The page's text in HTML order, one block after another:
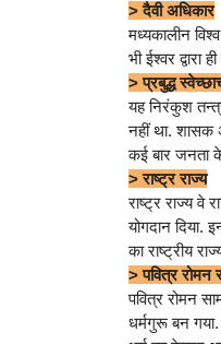
> दैवी अधिकार
मध्यकालीन
भी ईश्वर
> प्रबुद्ध
यह निरंकुश
नहीं था. शासक
कई बार जनता
> राष्ट्र राज्य
राष्ट्र राज्य वे
योगदान दिया.
का राष्ट्रीय
> पवित्र रोमन
पवित्र रोमन
धर्मगुरू बन गया.